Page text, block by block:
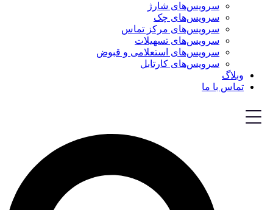
سرویس‌های شارژ
سرویس‌های چک
سرویس‌های مرکز تماس
سرویس‌های تسهیلات
سرویس‌های استعلامی و قبوض
سرویس‌های کارتابل
وبلاگ
تماس با ما